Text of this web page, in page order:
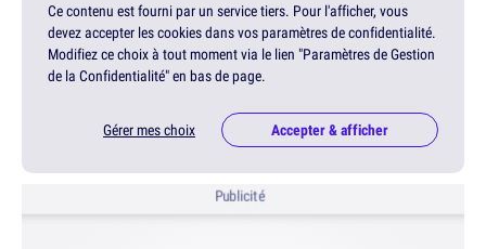
Ce contenu est fourni par un service tiers. Pour l'afficher, vous
devez accepter les cookies dans vos paramètres de confidentialité.
Modifiez ce choix à tout moment via le lien "Paramètres de Gestion
de la Confidentialité" en bas de page.
Gérer mes choix Accepter & afficher
Publicité